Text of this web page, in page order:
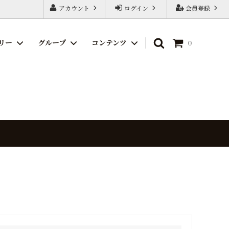
会員登録
ログイン
アカウント
0
ー
海外サテンリボン
グループ
チェック
コンテンツ